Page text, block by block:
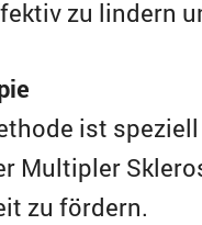
zu lindern
ist
Multipler
zu fördern.